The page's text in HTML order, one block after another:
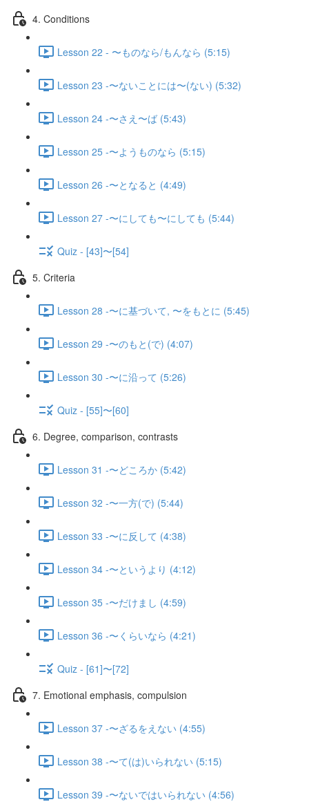
4. Conditions
Lesson 22 - 〜ものなら/もんなら (5:15)
Lesson 23 -〜ないことには〜(ない) (5:32)
Lesson 24 -〜さえ〜ば (5:43)
Lesson 25 -〜ようものなら (5:15)
Lesson 26 -〜となると (4:49)
Lesson 27 -〜にしても〜にしても (5:44)
Quiz - [43]〜[54]
5. Criteria
Lesson 28 -〜に基づいて, 〜をもとに (5:45)
Lesson 29 -〜のもと(で) (4:07)
Lesson 30 -〜に沿って (5:26)
Quiz - [55]〜[60]
6. Degree, comparison, contrasts
Lesson 31 -〜どころか (5:42)
Lesson 32 -〜一方(で) (5:44)
Lesson 33 -〜に反して (4:38)
Lesson 34 -〜というより (4:12)
Lesson 35 -〜だけまし (4:59)
Lesson 36 -〜くらいなら (4:21)
Quiz - [61]〜[72]
7. Emotional emphasis, compulsion
Lesson 37 -〜ざるをえない (4:55)
Lesson 38 -〜て(は)いられない (5:15)
Lesson 39 -〜ないではいられない (4:56)